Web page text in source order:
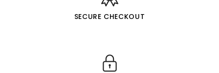
SECURE CHECKOUT